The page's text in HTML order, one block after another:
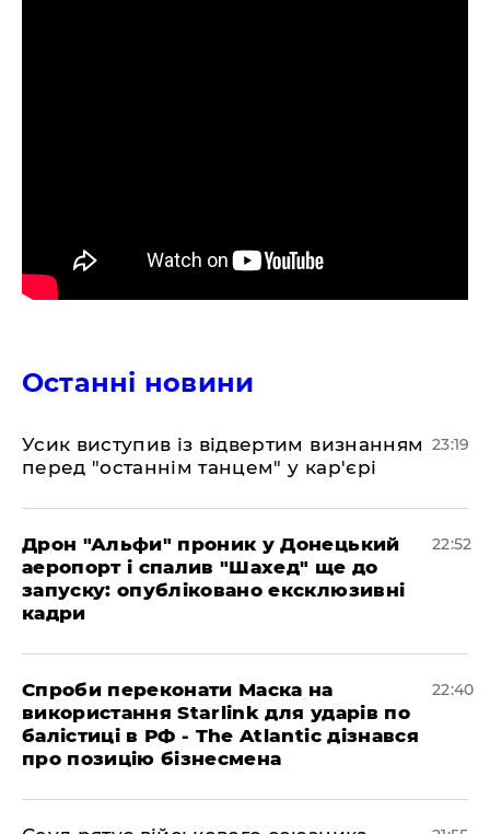
Останні новини
​Усик виступив із відвертим визнанням
перед "останнім танцем" у кар'єрі
23:19
​Дрон "Альфи" проник у Донецький
аеропорт і спалив "Шахед" ще до
запуску: опубліковано ексклюзивні
кадри
22:52
​Спроби переконати Маска на
використання Starlink для ударів по
балістиці в РФ - The Atlantic дізнався
про позицію бізнесмена
22:40